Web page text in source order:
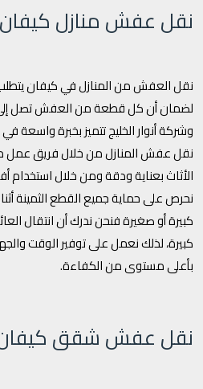
نقل عفش منازل كيفان
نقل العفش من المنازل في كيفان
لضمان أن كل قطعة من العفش تصل إلى
وشركة أنوار الخليج تتميز بخبرة
نقل عفش المنازل من خلال فريق عمل
الأثاث بعناية ودقة ومن خلال استخدام
نحرص على حماية جميع القطع الثمينة
كبيرة أو صغيرة فنحن ندرك أن انتقال
كبيرة، لذلك نعمل على توفير الوقت
بأعلى مستوى من الكفاءة.
نقل عفش شقق